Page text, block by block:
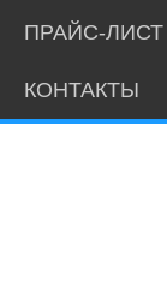
ПРАЙС-ЛИСТ
КОНТАКТЫ